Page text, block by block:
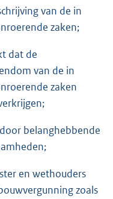
van de in
zaken;
dat de
van de in
zaken
belanghebbende
en wethouders
zoals